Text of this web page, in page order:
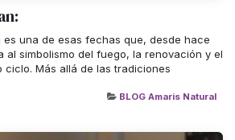
es una de esas fechas que, desde hace
al simbolismo del fuego, la renovación y el
ciclo. Más allá de las tradiciones
BLOG Amaris Natural